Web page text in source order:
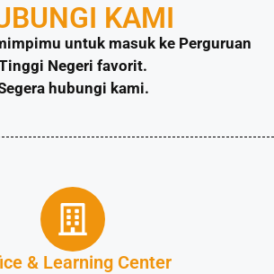
KAMI
untuk masuk ke Perguruan
Negeri favorit.
hubungi kami.
& Learning Center